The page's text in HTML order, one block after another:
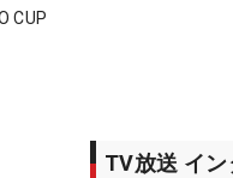
CUP
TV放送 イ